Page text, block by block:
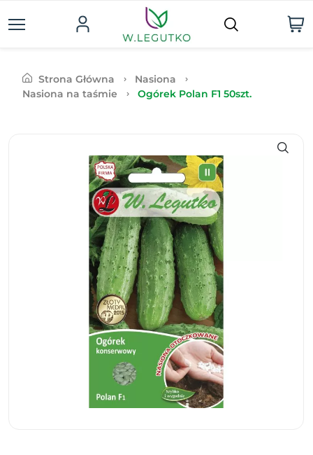
Strona Główna
Nasiona
Nasiona na taśmie
Ogórek Polan F1 50szt.